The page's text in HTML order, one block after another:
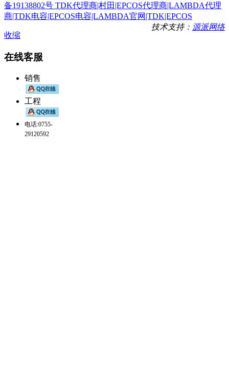
备19138802号 TDK代理商|村田|EPCOS代理商|LAMBDA代理
商|TDK电容|EPCOS电容|LAMBDA官网|TDK|EPCOS
技术支持： 源派网络
收缩
在线客服
销售
工程
电话:0755-
29120592